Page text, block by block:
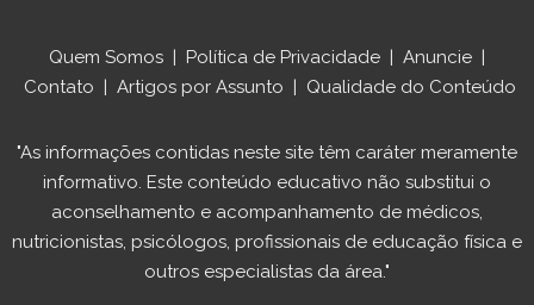
Quem Somos Política de Privacidade Anuncie
Contato
Artigos por Assunto Qualidade do Conteúdo
"As informações contidas neste site têm caráter meramente
informativo. Este conteúdo educativo não substitui o
aconselhamento e acompanhamento de médicos,
nutricionistas, psicólogos, profissionais de educação física e
outros especialistas da área."